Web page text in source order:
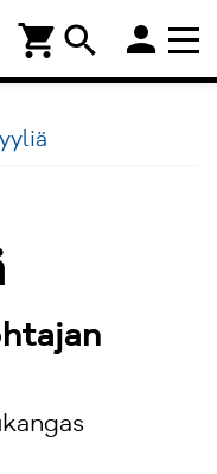
search
shopping_cart person